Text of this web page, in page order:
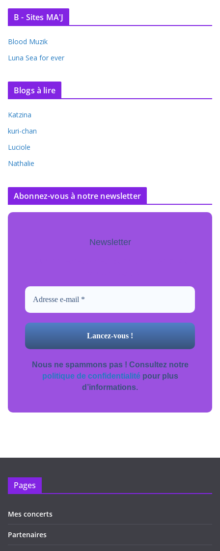
B - Sites MA'J
Blood Muzik
Luna Sea for ever
Blogs à lire
Katzina
kuri-chan
Luciole
Nathalie
Abonnez-vous à notre newsletter
Newsletter
Nous ne spammons pas ! Consultez notre
politique de confidentialitépour plus
d’informations.
Pages
Mes concerts
Partenaires